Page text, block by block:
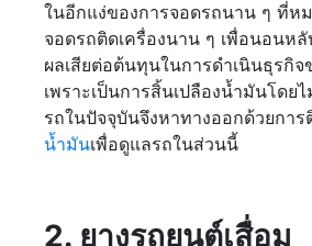
ในอีกแง่ของการจอดรถนาน ๆ ที่ห
จอดรถติดเครื่องนาน ๆ เพื่อนอนห
ผลเสียต่อต้นทุนในการดำเนินธุรกิ
เพราะเป็นการสิ้นเปลืองน้ำมันโดย
รถในปัจจุบันจึงหาทางออกด้วยการ
น้ำมันเพื่อดูแลรถในส่วนนี้
2. ยางรถยนต์เสื่อม